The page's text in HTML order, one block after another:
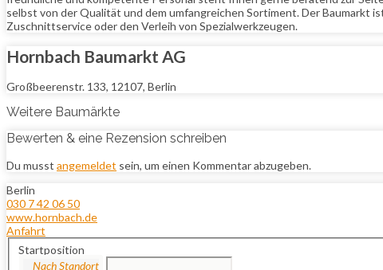
selbst von der Qualität und dem umfangreichen Sortiment. Der Baumarkt
Zuschnittservice oder den Verleih von Spezialwerkzeugen.
Hornbach Baumarkt AG
Großbeerenstr. 133, 12107, Berlin
Weitere Baumärkte
Bewerten & eine Rezension schreiben
Du musst angemeldet sein, um einen Kommentar abzugeben.
Berlin
030 7 42 06 50
www.hornbach.de
Anfahrt
Startposition